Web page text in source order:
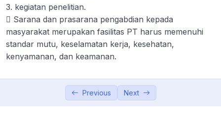
Standar isi Pengabdian Kepada
Masyarakat
Standar Proses Pengabdian kepada
3. kegiatan penelitian.
 Sarana dan prasarana pengabdian kepada
masyarakat merupakan fasilitas PT harus memenuhi
standar mutu, keselamatan kerja, kesehatan,
kenyamanan, dan keamanan.
Previous Next